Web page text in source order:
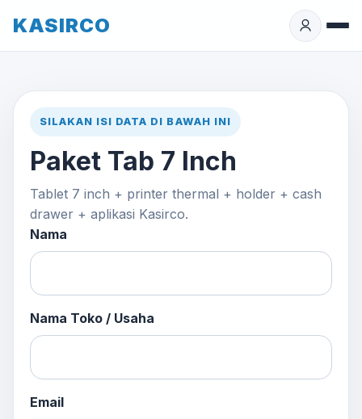
KASIRCO
SILAKAN ISI DATA DI BAWAH INI
Paket Tab 7 Inch
Tablet 7 inch + printer thermal + holder + cash
drawer + aplikasi Kasirco.
Nama
Nama Toko / Usaha
Email